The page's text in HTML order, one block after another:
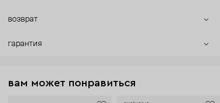
возврат
гарантия
вам может понравиться